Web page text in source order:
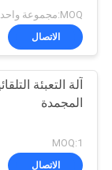
MOQ:مجموعة واحدة
الاتصال
آلة التعبئة
المجمدة
MOQ:1
الاتصال